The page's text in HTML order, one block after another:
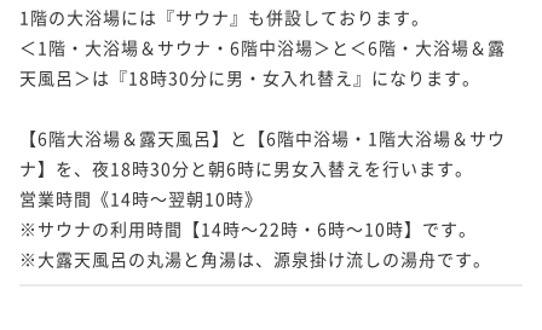
1階の大浴場には『サウナ』も併設しております。
＜1階・大浴場＆サウナ・6階中浴場＞と＜6階・大浴場＆露
天風呂＞は『18時30分に男・女入れ替え』になります。
【6階大浴場＆露天風呂】と【6階中浴場・1階大浴場＆サウ
ナ】を、夜18時30分と朝6時に男女入替えを行います。
営業時間《14時～翌朝10時》
※サウナの利用時間【14時～22時・6時～10時】です。
※大露天風呂の丸湯と角湯は、源泉掛け流しの湯舟です。